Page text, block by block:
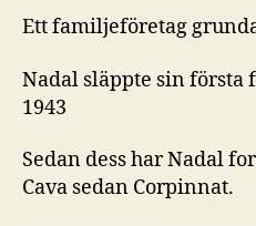
Ett familjeföretag
Nadal släppte sin första
1943
Sedan dess har Nadal
Cava sedan Corpinnat.